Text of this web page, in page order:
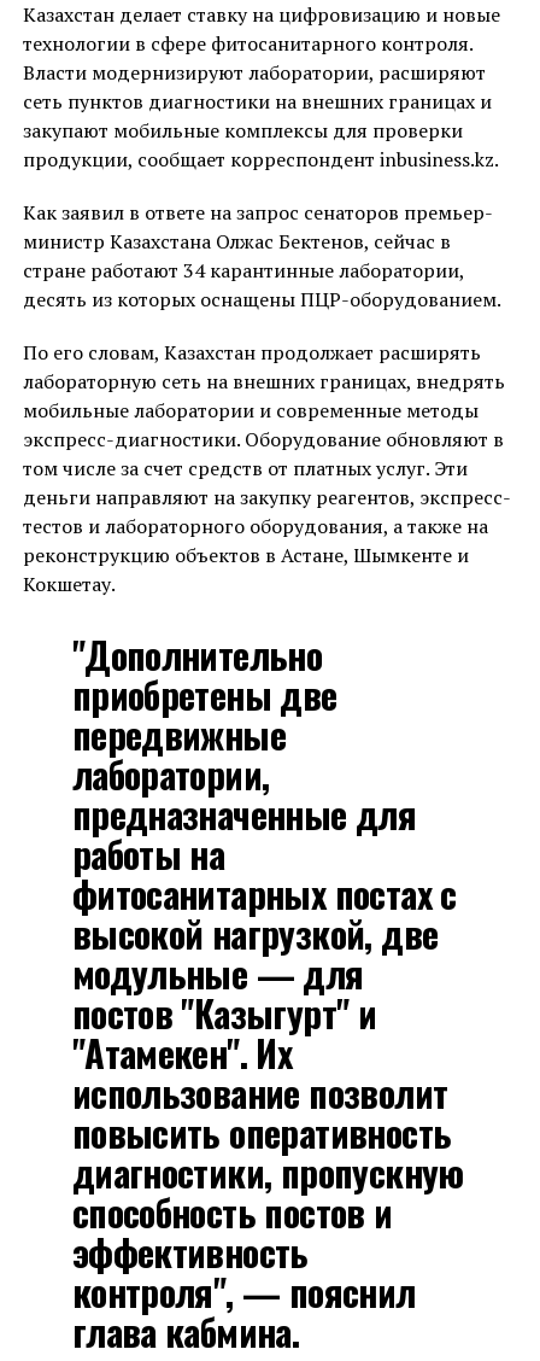
Казахстан делает ставку на цифровизацию и новые
технологии в сфере фитосанитарного контроля.
Власти модернизируют лаборатории, расширяют
сеть пунктов диагностики на внешних границах и
закупают мобильные комплексы для проверки
продукции, сообщает корреспондент inbusiness.kz.
Как заявил в ответе на запрос сенаторов премьер-
министр Казахстана Олжас Бектенов, сейчас в
стране работают 34 карантинные лаборатории,
десять из которых оснащены ПЦР-оборудованием.
По его словам, Казахстан продолжает расширять
лабораторную сеть на внешних границах, внедрять
мобильные лаборатории и современные методы
экспресс-диагностики. Оборудование обновляют в
том числе за счет средств от платных услуг. Эти
деньги направляют на закупку реагентов, экспресс-
тестов и лабораторного оборудования, а также на
реконструкцию объектов в Астане, Шымкенте и
Кокшетау.
"Дополнительно
приобретены две
передвижные
лаборатории,
предназначенные для
работы на
фитосанитарных постах с
высокой нагрузкой, две
модульные — для
постов "Казыгурт" и
"Атамекен". Их
использование позволит
повысить оперативность
диагностики, пропускную
способность постов и
эффективность
контроля", — пояснил
глава кабмина.